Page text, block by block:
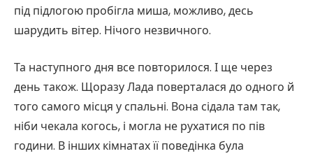
під підлогою пробігла миша, можливо, десь
шарудить вітер. Нічого незвичного.
Та наступного дня все повторилося. І ще через
день також. Щоразу Лада поверталася до одного й
того самого місця у спальні. Вона сідала там так,
ніби чекала когось, і могла не рухатися по пів
години. В інших кімнатах її поведінка була